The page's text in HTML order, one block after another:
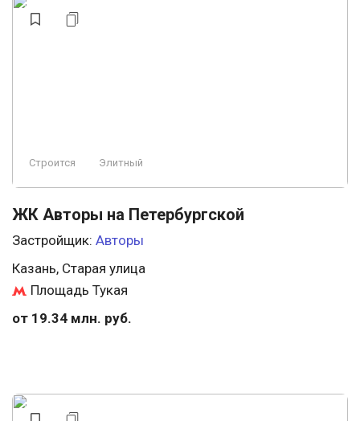
Строится Элитный
ЖК Авторы на Петербургской
Застройщик: Авторы
Казань, Старая улица
Площадь Тукая
от 19.34 млн. руб.